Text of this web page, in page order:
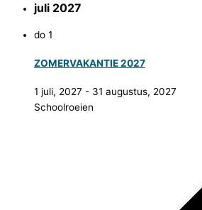
juli 2027
do 1
ZOMERVAKANTIE 2027
1 juli, 2027 - 31 augustus, 2027
Schoolroeien